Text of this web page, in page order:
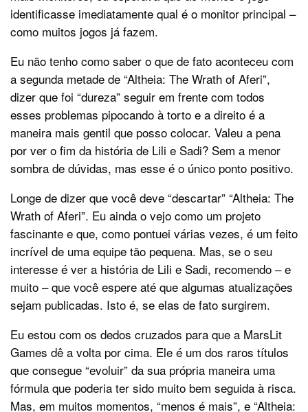
identificasse imediatamente qual é o monitor principal –
como muitos jogos já fazem.
Eu não tenho como saber o que de fato aconteceu com
a segunda metade de “Altheia: The Wrath of Aferi”,
dizer que foi “dureza” seguir em frente com todos
esses problemas pipocando à torto e a direito é a
maneira mais gentil que posso colocar. Valeu a pena
por ver o fim da história de Lili e Sadi? Sem a menor
sombra de dúvidas, mas esse é o único ponto positivo.
Longe de dizer que você deve “descartar” “Altheia: The
Wrath of Aferi”. Eu ainda o vejo como um projeto
fascinante e que, como pontuei várias vezes, é um feito
incrível de uma equipe tão pequena. Mas, se o seu
interesse é ver a história de Lili e Sadi, recomendo – e
muito – que você espere até que algumas atualizações
sejam publicadas. Isto é, se elas de fato surgirem.
Eu estou com os dedos cruzados para que a MarsLit
Games dê a volta por cima. Ele é um dos raros títulos
que consegue “evoluir” da sua própria maneira uma
fórmula que poderia ter sido muito bem seguida à risca.
Mas, em muitos momentos, “menos é mais”, e “Altheia: